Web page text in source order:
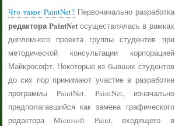
Что такое PaintNet?Первоначально разработка
редактора PaintNet осуществлялась в рамках
дипломного проекта группы студентов при
методической консультации корпорацией
Майкрософт. Некоторые из бывших студентов
до сих пор принимают участие в разработке
программы PaintNet. PaintNet, изначально
предполагавшийся как замена графического
редактора Microsoft Paint, входящего в